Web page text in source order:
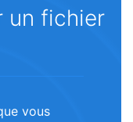
un fichier
vous